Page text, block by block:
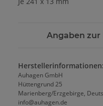
Angaben
Herstellerinformationen:
Auhagen GmbH
Hüttengrund 25
Marienberg/Erzgebirge,
info@auhagen.de